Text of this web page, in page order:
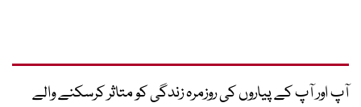
آپ اور آپ کے پیاروں کی روزمرہ زندگی کو متاثر کرسکنے والے